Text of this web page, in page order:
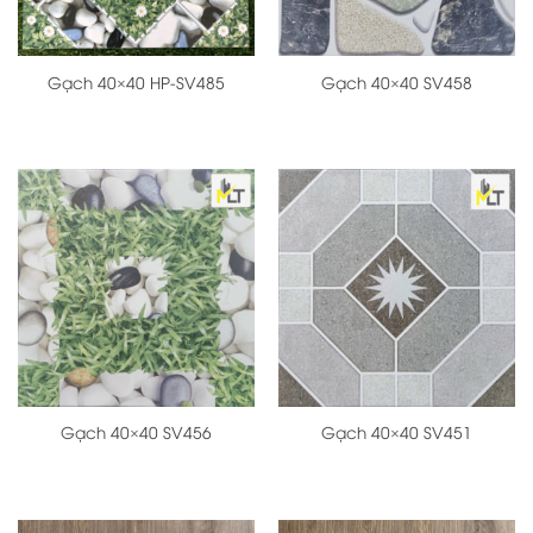
Gạch 40×40 HP-SV485 Gạch 40×40 SV458
Gạch 40×40 SV456 Gạch 40×40 SV451